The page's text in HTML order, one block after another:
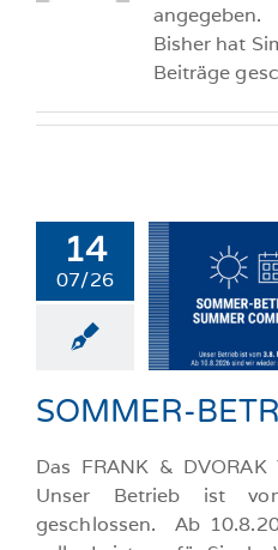
angegeben.
Bisher hat
Beiträge
14
07/26
SOMMER-
Das FRANK &
Unser Betrieb ist
geschlossen. Ab